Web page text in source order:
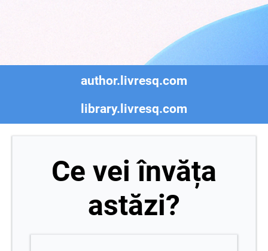
author.livresq.com
library.livresq.com
Ce vei învăța
astăzi?